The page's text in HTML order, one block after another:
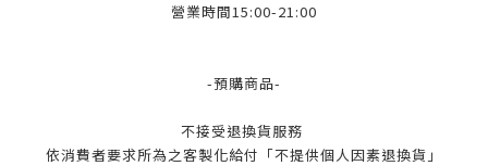
營業時間15:00-21:00
-預購商品-
不接受退換貨服務
依消費者要求所為之客製化給付「不提供個人因素退換貨」